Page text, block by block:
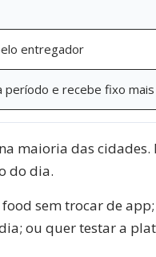
entregador
período e recebe fixo
maioria das cidades.
do dia.
sem trocar de
ou quer testar a